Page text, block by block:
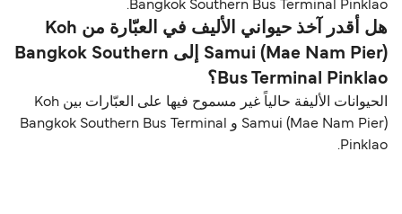
Bangkok Southern Bus Terminal Pinklao.
هل أقدر آخذ حيواني الأليف في العبّارة من Koh
Samui (Mae Nam Pier) إلى Bangkok Southern
Bus Terminal Pinklao؟
الحيوانات الأليفة حالياً غير مسموح فيها على العبّارات بين Koh
Samui (Mae Nam Pier) و Bangkok Southern Bus Terminal
Pinklao.